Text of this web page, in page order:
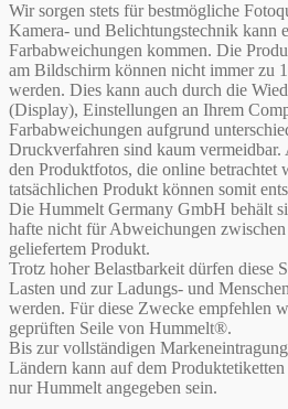
Wir sorgen stets für bestmögliche
Kamera- und Belichtungstechnik kann
Farbabweichungen kommen. Die
am Bildschirm können nicht immer zu
werden. Dies kann auch durch die
(Display), Einstellungen an Ihrem
Farbabweichungen aufgrund
Druckverfahren sind kaum
den Produktfotos, die online betrachtet
tatsächlichen Produkt können somit
Die Hummelt Germany GmbH behält
hafte nicht für Abweichungen
geliefertem Produkt.
Trotz hoher Belastbarkeit dürfen diese
Lasten und zur Ladungs- und
werden. Für diese Zwecke empfehlen
geprüften Seile von Hummelt®.
Bis zur vollständigen
Ländern kann auf dem
nur Hummelt angegeben sein.